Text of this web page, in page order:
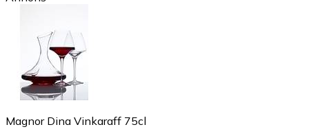
Magnor Dina Vinkaraff 75cl